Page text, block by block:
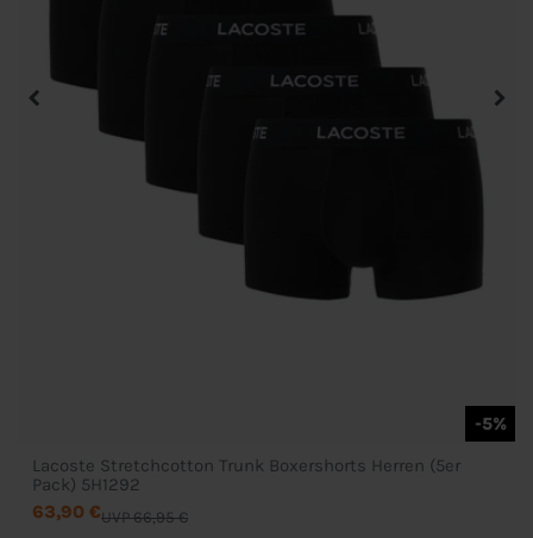
-5%
Lacoste Stretchcotton Trunk Boxershorts Herren (5er
Pack) 5H1292
UVP 66,95 €
63,90 €